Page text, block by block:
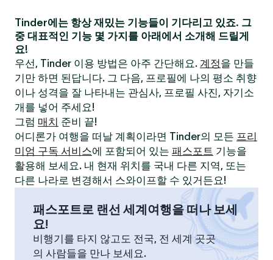
Tinder에는 항상 재밌는 기능들이 기다리고 있죠. 그
중 대표적인 기능 몇 가지를 아래에서 소개해 드릴게
요!
우선, Tinder 이용 방법은 아주 간단해요. 계정을 만들
기만 하면 된답니다. 그 다음, 프로필에 나의 평소 취향
이나 성격을 잘 나타내는 관심사, 프로필 사진, 자기소
개를 넣어 주세요!
그럼 매치 준비 끝!
어디론가 여행을 떠날 계획이라면 Tinder의 모든 프리
미엄 구독 서비스에 포함되어 있는 패스포트 기능을
활용해 보세요. 내 현재 위치를 국내 다른 지역, 또는
다른 나라로 변경해서 스와이프할 수 있거든요!
패스포트로 랜선 세계여행을 떠나 보세
요!
비행기를 타지 않고도 전국, 전 세계 곳곳
의 사람들을 만나 보세요.